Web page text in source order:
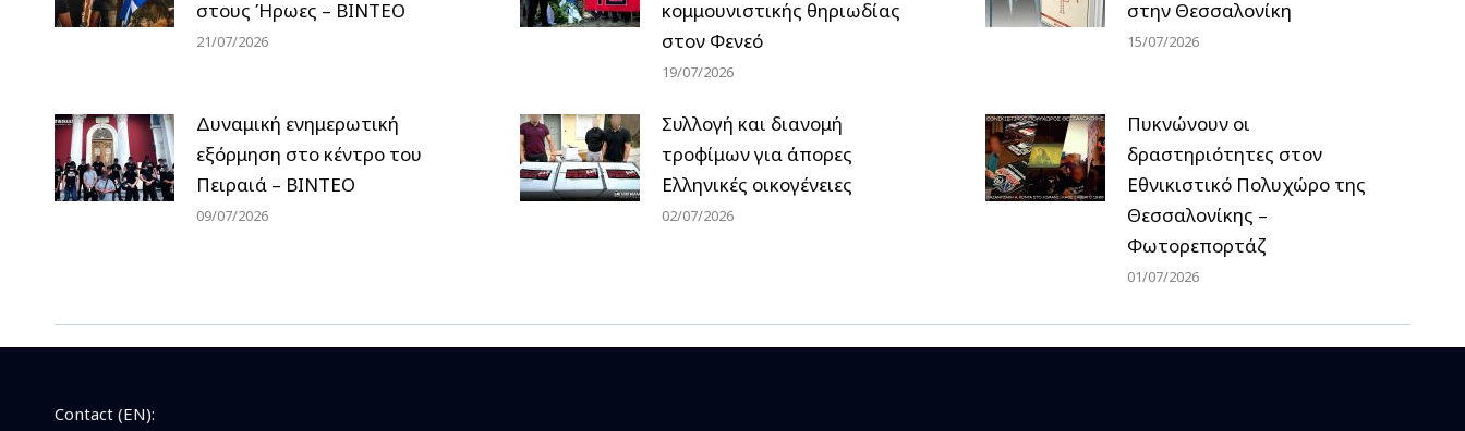
στους Ήρωες – ΒΙΝΤΕΟ
21/07/2026
κομμουνιστικής θηριωδίας
στον Φενεό
19/07/2026
στην Θεσσαλονίκη
15/07/2026
Δυναμική ενημερωτική
εξόρμηση στο κέντρο του
Πειραιά – ΒΙΝΤΕΟ
09/07/2026
Συλλογή και διανομή
τροφίμων για άπορες
Ελληνικές οικογένειες
02/07/2026
Πυκνώνουν οι
δραστηριότητες στον
Εθνικιστικό Πολυχώρο της
Θεσσαλονίκης –
Φωτορεπορτάζ
01/07/2026
Contact (EN):